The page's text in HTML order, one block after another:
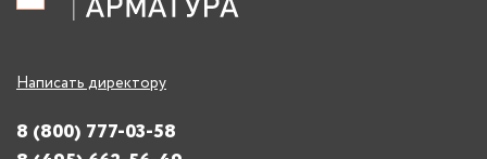
Написать директору
8 (800) 777-03-58